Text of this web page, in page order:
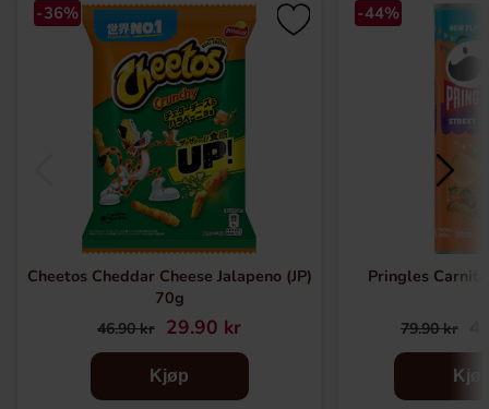
-36%
Cheetos Cheddar Cheese Jalapeno (JP)
70g
46.90 kr 29.90 kr
Kjøp
-44%
Pringles
79.90 kr